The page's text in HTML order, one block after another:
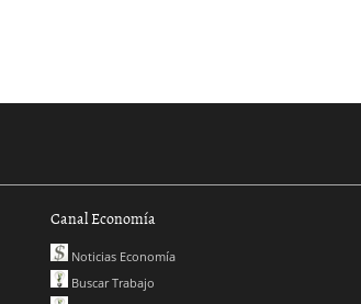
Canal Economía
Noticias Economía
Buscar Trabajo